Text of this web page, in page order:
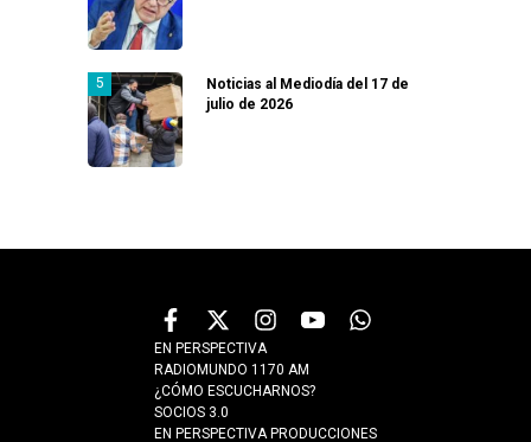
Noticias al Mediodía del 17 de
julio de 2026
EN PERSPECTIVA
RADIOMUNDO 1170 AM
¿CÓMO ESCUCHARNOS?
SOCIOS 3.0
EN PERSPECTIVA PRODUCCIONES